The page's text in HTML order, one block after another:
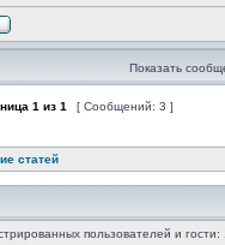
Показать
1 из 1 [ Сообщений: 3 ]
статей
пользователей и гости: